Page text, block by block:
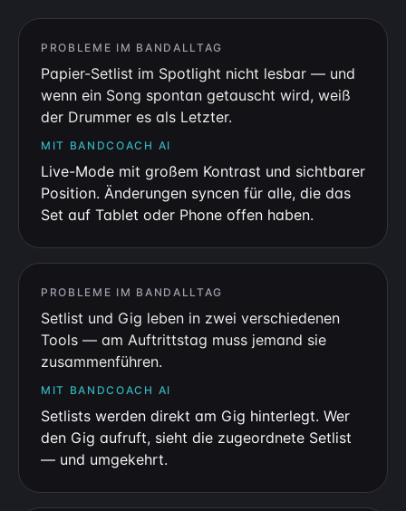
PROBLEME IM BANDALLTAG
Papier-Setlist im Spotlight nicht lesbar — und
wenn ein Song spontan getauscht wird, weiß
der Drummer es als Letzter.
MIT BANDCOACH AI
Live-Mode mit großem Kontrast und sichtbarer
Position. Änderungen syncen für alle, die das
Set auf Tablet oder Phone offen haben.
PROBLEME IM BANDALLTAG
Setlist und Gig leben in zwei verschiedenen
Tools — am Auftrittstag muss jemand sie
zusammenführen.
MIT BANDCOACH AI
Setlists werden direkt am Gig hinterlegt. Wer
den Gig aufruft, sieht die zugeordnete Setlist
— und umgekehrt.